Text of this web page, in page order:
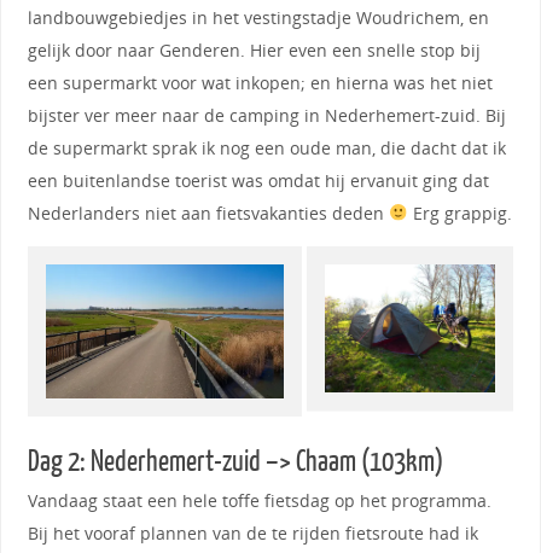
landbouwgebiedjes in het vestingstadje Woudrichem, en
gelijk door naar Genderen. Hier even een snelle stop bij
een supermarkt voor wat inkopen; en hierna was het niet
bijster ver meer naar de camping in Nederhemert-zuid. Bij
de supermarkt sprak ik nog een oude man, die dacht dat ik
een buitenlandse toerist was omdat hij ervanuit ging dat
Nederlanders niet aan fietsvakanties deden
Erg grappig.
Dag 2: Nederhemert-zuid –> Chaam (103km)
Vandaag staat een hele toffe fietsdag op het programma.
Bij het vooraf plannen van de te rijden fietsroute had ik